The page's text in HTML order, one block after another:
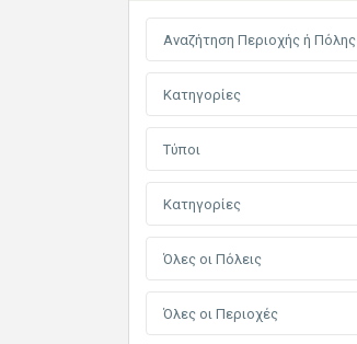
Κατηγορίες
Τύποι
Κατηγορίες
Όλες οι Πόλεις
Όλες οι Περιοχές